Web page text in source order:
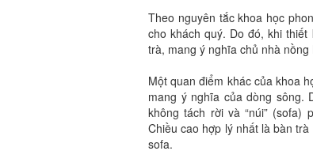
Theo nguyên tắc khoa học
cho khách quý. Do đó, khi
trà, mang ý nghĩa chủ nhà
Một quan điểm khác của khoa
mang ý nghĩa của dòng sông.
không tách rời và “núi”
Chiều cao hợp lý nhất là bàn
sofa.